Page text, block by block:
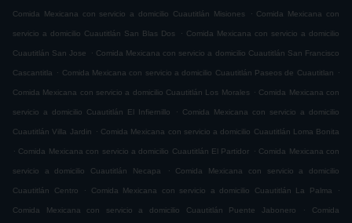
Comida Mexicana con servicio a domicilio Cuautitlán Misiones . Comida Mexicana con
servicio a domicilio Cuautitlán San Blas Dos . Comida Mexicana con servicio a domicilio
Cuautitlán San Jose . Comida Mexicana con servicio a domicilio Cuautitlán San Francisco
Cascantitla . Comida Mexicana con servicio a domicilio Cuautitlán Paseos de Cuautitlan .
Comida Mexicana con servicio a domicilio Cuautitlán Los Morales . Comida Mexicana con
servicio a domicilio Cuautitlán El Infiernillo . Comida Mexicana con servicio a domicilio
Cuautitlán Villa Jardin . Comida Mexicana con servicio a domicilio Cuautitlán Loma Bonita
. Comida Mexicana con servicio a domicilio Cuautitlán El Partidor . Comida Mexicana con
servicio a domicilio Cuautitlán Necapa . Comida Mexicana con servicio a domicilio
Cuautitlán Centro . Comida Mexicana con servicio a domicilio Cuautitlán La Palma .
Comida Mexicana con servicio a domicilio Cuautitlán Puente Jabonero . Comida